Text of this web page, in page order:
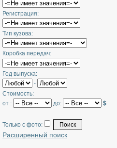
Регистрация:
Тип кузова:
Коробка передач:
Год выпуска:
-
Стоимость:
от :
до: $
Только с фото:
Расширенный поиск